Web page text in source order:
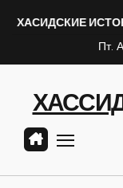
ИСТОРИИ
Пт.